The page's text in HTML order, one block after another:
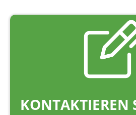
KONTAKTIEREN